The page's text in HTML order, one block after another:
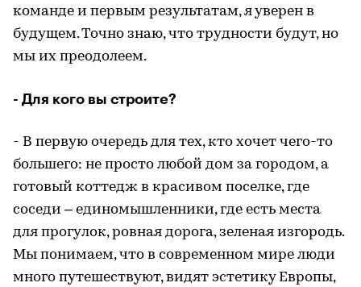
команде и первым результатам, я уверен в
будущем. Точно знаю, что трудности будут, но
мы их преодолеем.
- Для кого вы строите?
- В первую очередь для тех, кто хочет чего-то
большего: не просто любой дом за городом, а
готовый коттедж в красивом поселке, где
соседи – единомышленники, где есть места
для прогулок, ровная дорога, зеленая изгородь.
Мы понимаем, что в современном мире люди
много путешествуют, видят эстетику Европы,